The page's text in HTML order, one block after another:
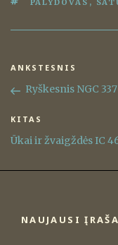
ŽYMOS
PALYDOVAS ,
Navigacija
tarp
įrašų
Ankstesnis
įrašas
ANKSTESNIS
Ryškesnis NGC
Kitas
įrašas
KITAS
Ūkai ir žvaigždės IC
NAUJAUSI